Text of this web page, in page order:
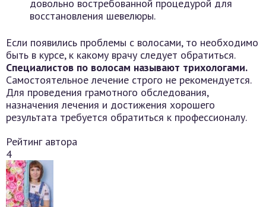
довольно востребованной процедурой для
восстановления шевелюры.
Если появились проблемы с волосами, то необходимо
быть в курсе, к какому врачу следует обратиться.
Специалистов по волосам называют трихологами.
Самостоятельное лечение строго не рекомендуется.
Для проведения грамотного обследования,
назначения лечения и достижения хорошего
результата требуется обратиться к профессионалу.
Рейтинг автора
4